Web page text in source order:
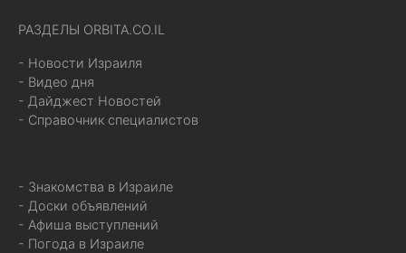
РАЗДЕЛЫ ORBITA.CO.IL
- Новости Израиля
- Видео дня
- Дайджест Новостей
- Справочник специалистов
- Знакомства в Израиле
- Доски объявлений
- Афиша выступлений
- Погода в Израиле